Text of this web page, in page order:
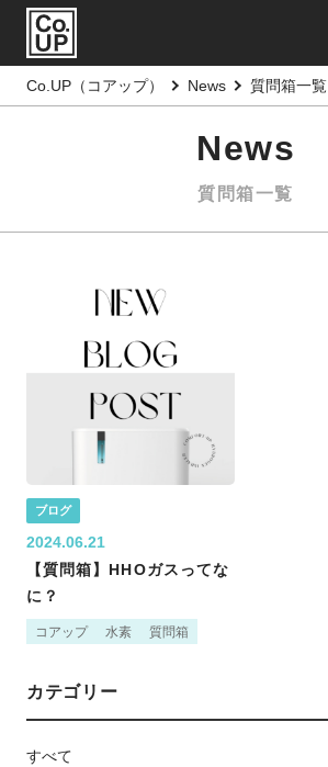
Co.UP（コアップ） News 質問箱一覧
News
質問箱一覧
ブログ
2024.06.21
【質問箱】HHOガスってな
に？
コアップ 水素 質問箱
カテゴリー
すべて